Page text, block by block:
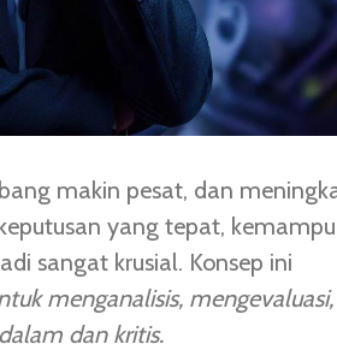
makin pesat, dan
yang tepat,
sangat krusial. Konsep ini
menganalisis,
dan kritis.